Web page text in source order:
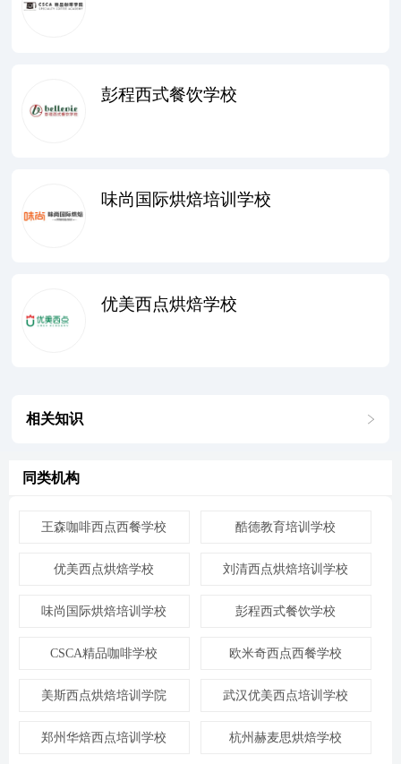
彭程西式餐饮学校
味尚国际烘焙培训学校
优美西点烘焙学校
相关知识
同类机构
王森咖啡西点西餐学校 酷德教育培训学校
优美西点烘焙学校 刘清西点烘焙培训学校
味尚国际烘焙培训学校 彭程西式餐饮学校
CSCA精品咖啡学校 欧米奇西点西餐学校
美斯西点烘焙培训学院 武汉优美西点培训学校
郑州华焙西点培训学校 杭州赫麦思烘焙学校